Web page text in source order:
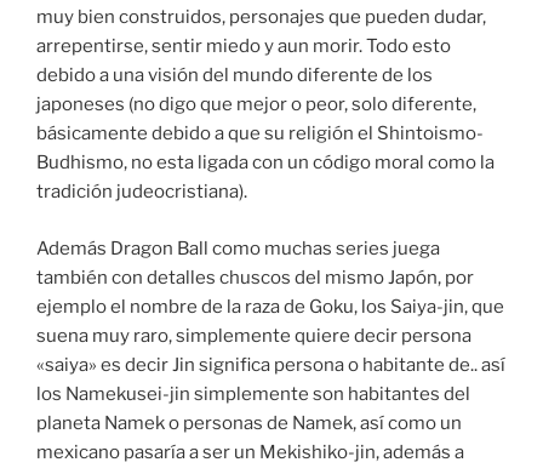
muy bien construidos, personajes que pueden dudar,
arrepentirse, sentir miedo y aun morir. Todo esto
debido a una visión del mundo diferente de los
japoneses (no digo que mejor o peor, solo diferente,
básicamente debido a que su religión el Shintoismo-
Budhismo, no esta ligada con un código moral como la
tradición judeocristiana).
Además Dragon Ball como muchas series juega
también con detalles chuscos del mismo Japón, por
ejemplo el nombre de la raza de Goku, los Saiya-jin, que
suena muy raro, simplemente quiere decir persona
«saiya» es decir Jin significa persona o habitante de.. así
los Namekusei-jin simplemente son habitantes del
planeta Namek o personas de Namek, así como un
mexicano pasaría a ser un Mekishiko-jin, además a